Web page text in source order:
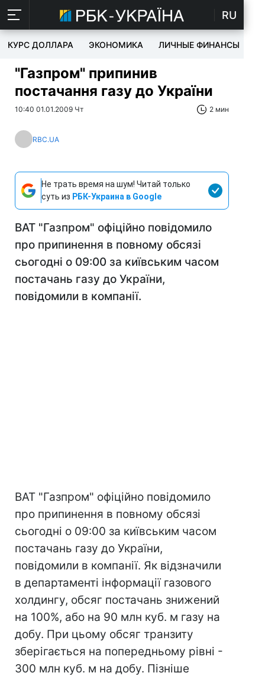
RU
КУРС ДОЛЛАРА ЭКОНОМИКА ЛИЧНЫЕ ФИНАНСЫ
"Газпром" припинив
постачання газу до України
10:40 01.01.2009 Чт 2 мин
RBC.UA
Не трать время на шум! Читай только
суть из РБК-Украина в Google
ВАТ "Газпром" офіційно повідомило
про припинення в повному обсязі
сьогодні о 09:00 за київським часом
постачань газу до України,
повідомили в компанії.
ВАТ "Газпром" офіційно повідомило
про припинення в повному обсязі
сьогодні о 09:00 за київським часом
постачань газу до України,
повідомили в компанії. Як відзначили
в департаменті інформації газового
холдингу, обсяг постачань знижений
на 100%, або на 90 млн куб. м газу на
добу. При цьому обсяг транзиту
зберігається на попередньому рівні -
300 млн куб. м на добу. Пізніше